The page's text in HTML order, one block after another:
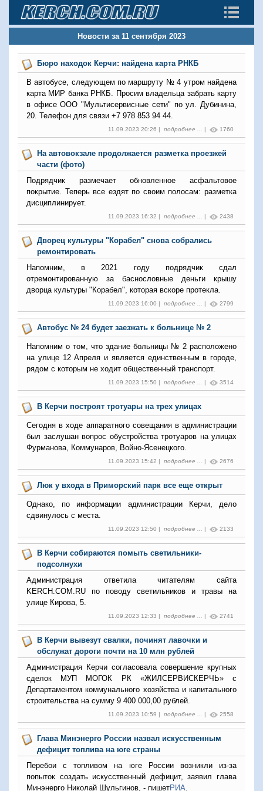
Новости за 11 сентября 2023
Бюро находок Керчи: найдена карта РНКБ
В автобусе, следующем по маршруту № 4 утром найдена
карта МИР банка РНКБ. Просим владельца забрать карту
в офисе ООО "Мультисервисные сети" по ул. Дубинина,
20. Телефон для связи +7 978 853 94 44.
11.09.2023 20:26 | подробнее ... | 1760
На автовокзале продолжается разметка проезжей
части (фото)
Подрядчик размечает обновленное асфальтовое
покрытие. Теперь все ездят по своим полосам: разметка
дисциплинирует.
11.09.2023 16:32 | подробнее ... | 2438
Дворец культуры "Корабел" снова собрались
ремонтировать
Напомним, в 2021 году подрядчик сдал
отремонтированную за баснословные деньги крышу
дворца культуры "Корабел", которая вскоре протекла.
11.09.2023 16:00 | подробнее ... | 2799
Автобус № 24 будет заезжать к больнице № 2
Напомним о том, что здание больницы № 2 расположено
на улице 12 Апреля и является единственным в городе,
рядом с которым не ходит общественный транспорт.
11.09.2023 15:50 | подробнее ... | 3514
В Керчи построят тротуары на трех улицах
Сегодня в ходе аппаратного совещания в администрации
был заслушан вопрос обустройства тротуаров на улицах
Фурманова, Коммунаров, Войно-Ясенецкого.
11.09.2023 15:42 | подробнее ... | 2676
Люк у входа в Приморский парк все еще открыт
Однако, по информации администрации Керчи, дело
сдвинулось с места.
11.09.2023 12:50 | подробнее ... | 2133
В Керчи собираются помыть светильники-
подсолнухи
Администрация ответила читателям сайта
KERCH.COM.RU по поводу светильников и травы на
улице Кирова, 5.
11.09.2023 12:33 | подробнее ... | 2741
В Керчи вывезут свалки, починят лавочки и
обслужат дороги почти на 10 млн рублей
Администрация Керчи согласовала совершение крупных
сделок МУП МОГОК РК «ЖИЛСЕРВИСКЕРЧЬ» с
Департаментом коммунального хозяйства и капитального
строительства на сумму 9 400 000,00 рублей.
11.09.2023 10:59 | подробнее ... | 2558
Глава Минэнерго России назвал искусственным
дефицит топлива на юге страны
Перебои с топливом на юге России возникли из-за
попыток создать искусственный дефицит, заявил глава
Минэнерго Николай Шульгинов, - пишетРИА.